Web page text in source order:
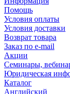
Помощь
Условия оплаты
Условия доставки
Возврат товара
Заказ по e-mail
Акции
Семинары,
Юридическая
Каталог
Английский